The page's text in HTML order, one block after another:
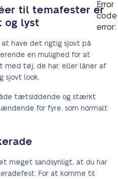
Error
code
error:
til temafester er
og lyst
at have det rigtig sjovt på
en mulighed for at
med tøj, de har, eller låner af
sjovt look.
tætsiddende og stærkt
for fyre, som normalt
meget sandsynligt, at du har
For at komme til